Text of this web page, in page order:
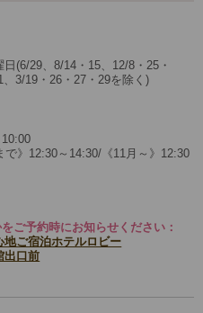
(6/29、8/14・15、12/8・25・
3/19・26・27・29を除く)
10:00
で》12:30～14:30/《11月～》12:30
ご予約時にお知らせください：
ご宿泊ホテルロビー
出口前